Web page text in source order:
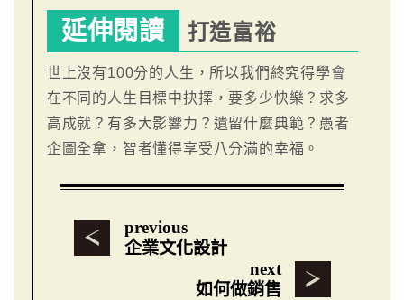
延伸閱讀 打造富裕
世上沒有100分的人生，所以我們終究得學會
在不同的人生目標中抉擇，要多少快樂？求多
高成就？有多大影響力？遺留什麼典範？愚者
企圖全拿，智者懂得享受八分滿的幸福。
previous
企業文化設計
next
如何做銷售